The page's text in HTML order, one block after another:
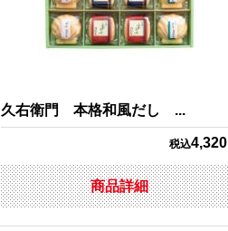
久右衛門 本格和風だし ...
税込4,320
商品詳細